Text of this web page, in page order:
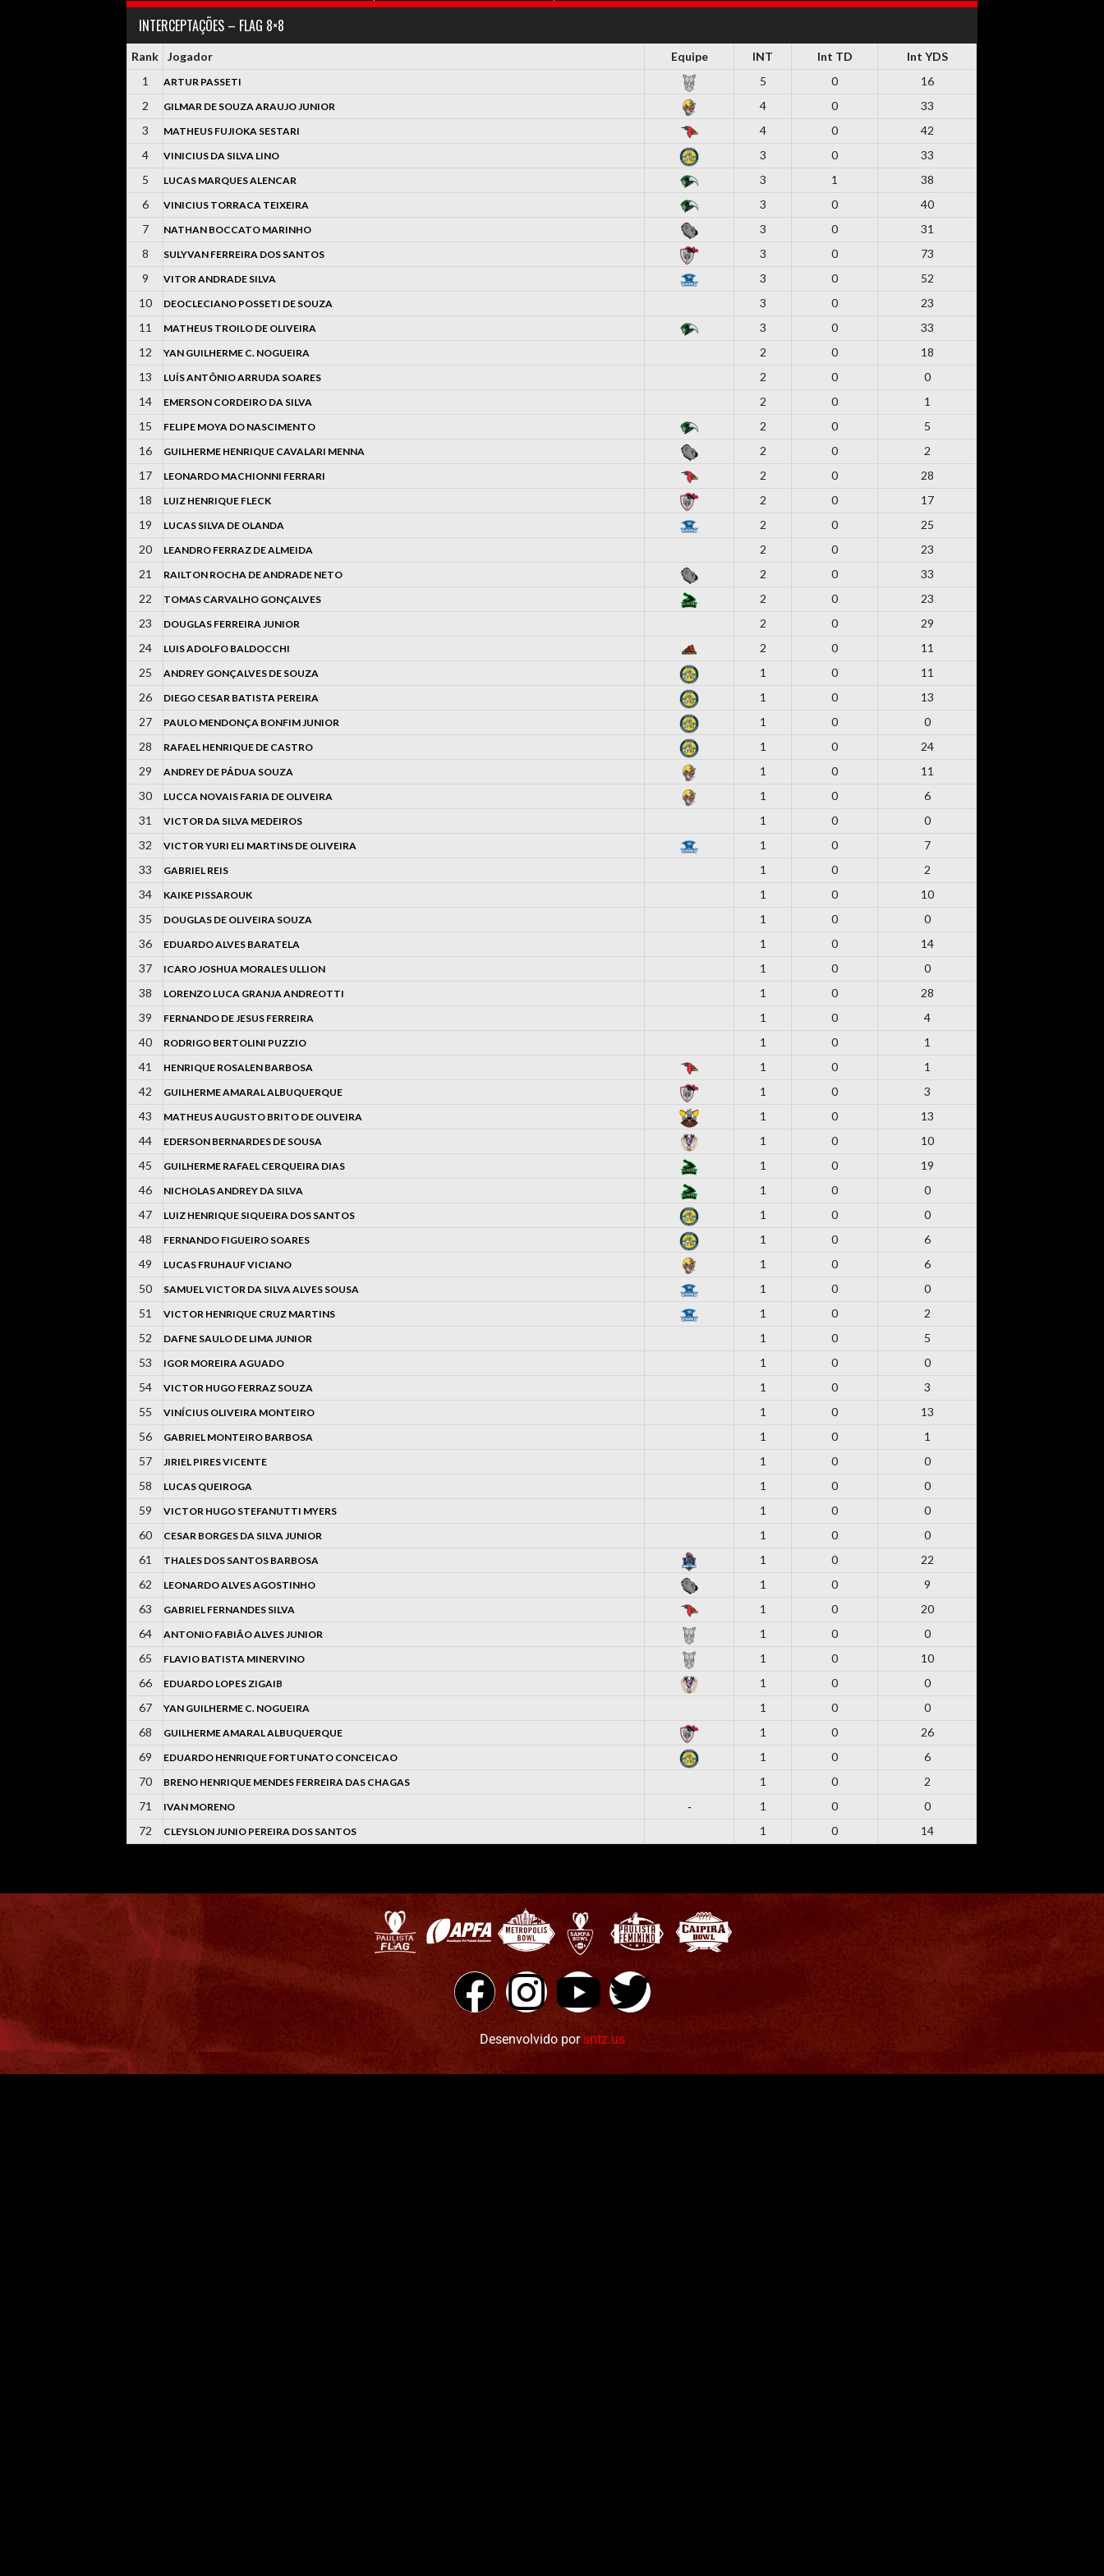
INTERCEPTAÇÕES – FLAG 8×8
Rank Jogador Equipe INT Int TD
Int YDS
1
ARTUR PASSETI 5 0
16
2
GILMAR DE SOUZA ARAUJO JUNIOR 4 0
33
3
MATHEUS FUJIOKA SESTARI 4 0
42
4
VINICIUS DA SILVA LINO 3 0
33
5
LUCAS MARQUES ALENCAR 3 1
38
6
VINICIUS TORRACA TEIXEIRA 3 0
40
7
NATHAN BOCCATO MARINHO 3 0
31
8
SULYVAN FERREIRA DOS SANTOS 3 0
73
9
VITOR ANDRADE SILVA 3 0
52
10
DEOCLECIANO POSSETI DE SOUZA 3 0
23
11
MATHEUS TROILO DE OLIVEIRA 3 0
33
12
YAN GUILHERME C. NOGUEIRA 2 0
18
13
LUÍS ANTÔNIO ARRUDA SOARES 2 0
0
14
EMERSON CORDEIRO DA SILVA 2 0
1
15
FELIPE MOYA DO NASCIMENTO 2 0
5
16
GUILHERME HENRIQUE CAVALARI MENNA 2 0
2
17
LEONARDO MACHIONNI FERRARI 2 0
28
18
LUIZ HENRIQUE FLECK 2 0
17
19
LUCAS SILVA DE OLANDA 2 0
25
20
LEANDRO FERRAZ DE ALMEIDA 2 0
23
21
RAILTON ROCHA DE ANDRADE NETO 2 0
33
22
TOMAS CARVALHO GONÇALVES 2 0
23
23
DOUGLAS FERREIRA JUNIOR 2 0
29
24
LUIS ADOLFO BALDOCCHI 2 0
11
25
ANDREY GONÇALVES DE SOUZA 1 0
11
26
DIEGO CESAR BATISTA PEREIRA 1 0
13
27
PAULO MENDONÇA BONFIM JUNIOR 1 0
0
28
RAFAEL HENRIQUE DE CASTRO 1 0
24
29
ANDREY DE PÁDUA SOUZA 1 0
11
30
LUCCA NOVAIS FARIA DE OLIVEIRA 1 0
6
31
VICTOR DA SILVA MEDEIROS 1 0
0
32
VICTOR YURI ELI MARTINS DE OLIVEIRA 1 0
7
33
GABRIEL REIS 1 0
2
34
KAIKE PISSAROUK 1 0
10
35
DOUGLAS DE OLIVEIRA SOUZA 1 0
0
36
EDUARDO ALVES BARATELA 1 0
14
37
ICARO JOSHUA MORALES ULLION 1 0
0
38
LORENZO LUCA GRANJA ANDREOTTI 1 0
28
39
FERNANDO DE JESUS FERREIRA 1 0
4
40
RODRIGO BERTOLINI PUZZIO 1 0
1
41
HENRIQUE ROSALEN BARBOSA 1 0
1
42
GUILHERME AMARAL ALBUQUERQUE 1 0
3
43
MATHEUS AUGUSTO BRITO DE OLIVEIRA 1 0
13
44
EDERSON BERNARDES DE SOUSA 1 0
10
45
GUILHERME RAFAEL CERQUEIRA DIAS 1 0
19
46
NICHOLAS ANDREY DA SILVA 1 0
0
47
LUIZ HENRIQUE SIQUEIRA DOS SANTOS 1 0
0
48
FERNANDO FIGUEIRO SOARES 1 0
6
49
LUCAS FRUHAUF VICIANO 1 0
6
50
SAMUEL VICTOR DA SILVA ALVES SOUSA 1 0
0
51
VICTOR HENRIQUE CRUZ MARTINS 1 0
2
52
DAFNE SAULO DE LIMA JUNIOR 1 0
5
53
IGOR MOREIRA AGUADO 1 0
0
54
VICTOR HUGO FERRAZ SOUZA 1 0
3
55
VINÍCIUS OLIVEIRA MONTEIRO 1 0
13
56
GABRIEL MONTEIRO BARBOSA 1 0
1
57
JIRIEL PIRES VICENTE 1 0
0
58
LUCAS QUEIROGA 1 0
0
59
VICTOR HUGO STEFANUTTI MYERS 1 0
0
60
CESAR BORGES DA SILVA JUNIOR 1 0
0
61
THALES DOS SANTOS BARBOSA 1 0
22
62
LEONARDO ALVES AGOSTINHO 1 0
9
63
GABRIEL FERNANDES SILVA 1 0
20
64
ANTONIO FABIÃO ALVES JUNIOR 1 0
0
65
FLAVIO BATISTA MINERVINO 1 0
10
66
EDUARDO LOPES ZIGAIB 1 0
0
67
YAN GUILHERME C. NOGUEIRA 1 0
0
68
GUILHERME AMARAL ALBUQUERQUE 1 0
26
69
EDUARDO HENRIQUE FORTUNATO CONCEICAO 1 0
6
70
BRENO HENRIQUE MENDES FERREIRA DAS CHAGAS 1 0
2
71
IVAN MORENO - 1 0
0
72
CLEYSLON JUNIO PEREIRA DOS SANTOS 1 0 14
Desenvolvido por sntz.us